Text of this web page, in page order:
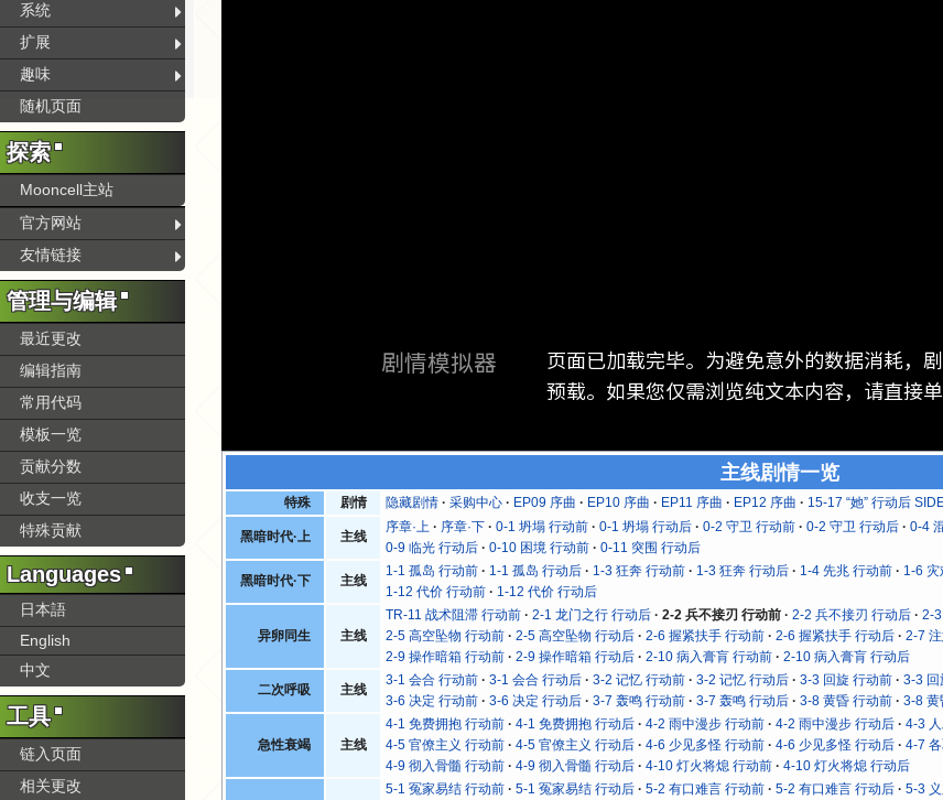
剧情模拟器
页面已加载完毕。为避免意外的数据消耗，
预载。如果您仅需浏览纯文本内容，请直接单
主线剧情一览
特殊 剧情 隐藏剧情 采购中心 EP09 序曲 EP10 序曲 EP11 序曲 EP12 序曲 15-17 “她” 行动后
黑暗时代·上 主线
序章·上 序章·下 0-1 坍塌 行动前 0-1 坍塌 行动后 0-2 守卫 行动前 0-2 守卫 行动后 0-4
0-9 临光 行动后
0-10 困境 行动前 0-11 突围 行动后
黑暗时代·下 主线
1-1 孤岛 行动前 1-1 孤岛 行动后 1-3 狂奔 行动前 1-3 狂奔 行动后 1-4 先兆 行动前 1-6 灾
1-12 代价 行动前
1-12 代价 行动后
异卵同生 主线
TR-11 战术阻滞 行动前 2-1 龙门之行 行动后 2-2 兵不接刃 行动前 2-2 兵不接刃 行动后 2-
2-5 高空坠物 行动前
2-5 高空坠物 行动后 2-6 握紧扶手 行动前 2-6 握紧扶手 行动后 2-7
2-9 操作暗箱 行动前
2-9 操作暗箱 行动后 2-10 病入膏肓 行动前 2-10 病入膏肓 行动后
二次呼吸 主线
3-1 会合 行动前 3-1 会合 行动后 3-2 记忆 行动前 3-2 记忆 行动后 3-3 回旋 行动前 3-3 回
3-6 决定 行动前
3-6 决定 行动后 3-7 轰鸣 行动前 3-7 轰鸣 行动后 3-8 黄昏 行动前 3-8 黄
急性衰竭 主线
4-1 免费拥抱 行动前 4-1 免费拥抱 行动后 4-2 雨中漫步 行动前 4-2 雨中漫步 行动后 4-3
4-5 官僚主义 行动前
4-5 官僚主义 行动后 4-6 少见多怪 行动前 4-6 少见多怪 行动后 4-7
4-9 彻入骨髓 行动前
4-9 彻入骨髓 行动后 4-10 灯火将熄 行动前 4-10 灯火将熄 行动后
5-1 冤家易结 行动前 5-1 冤家易结 行动后 5-2 有口难言 行动前 5-2 有口难言 行动后 5-3
系统
扩展
趣味
随机页面
探索
Mooncell主站
官方网站
友情链接
管理与编辑
最近更改
编辑指南
常用代码
模板一览
贡献分数
收支一览
特殊贡献
Languages
日本語
English
中文
工具
链入页面
相关更改